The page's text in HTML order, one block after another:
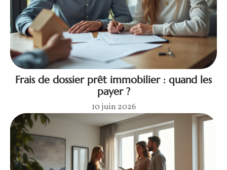
Frais de dossier prêt immobilier : quand les
payer ?
10 juin 2026